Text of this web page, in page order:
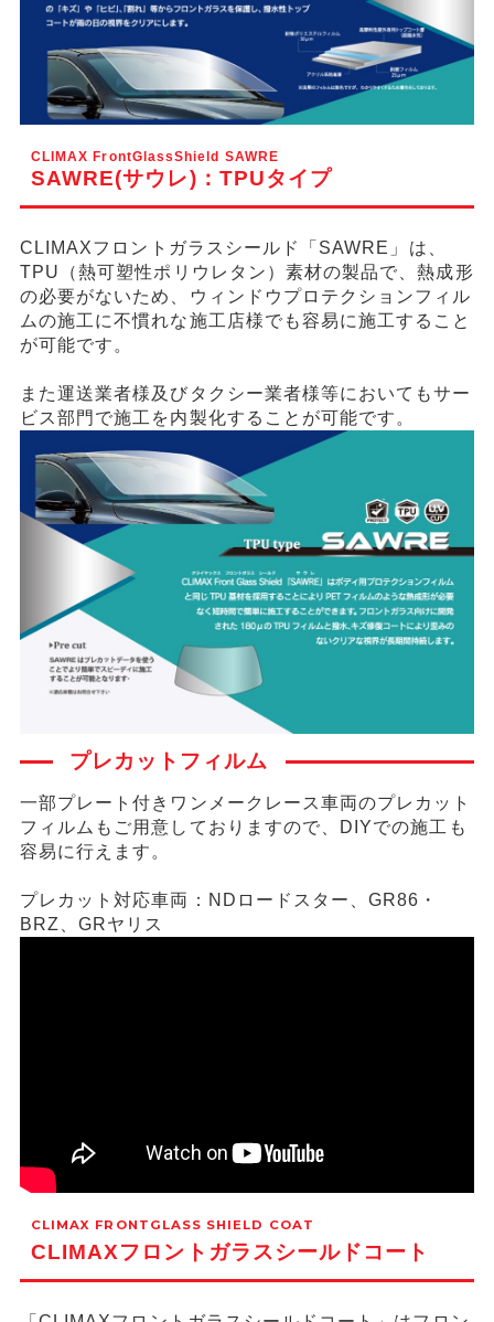
SAWRE(サウレ)：TPUタイプ
CLIMAX FrontGlassShield SAWRE
CLIMAXフロントガラスシールド「SAWRE」は、
TPU（熱可塑性ポリウレタン）素材の製品で、熱成形
の必要がないため、ウィンドウプロテクションフィル
ムの施工に不慣れな施工店様でも容易に施工すること
が可能です。
また運送業者様及びタクシー業者様等においてもサー
ビス部門で施工を内製化することが可能です。
プレカットフィルム
一部プレート付きワンメークレース車両のプレカット
フィルムもご用意しておりますので、DIYでの施工も
容易に行えます。
プレカット対応車両：NDロードスター、GR86・
BRZ、GRヤリス
CLIMAX FRONTGLASS SHIELD COAT
CLIMAXフロントガラスシールドコート